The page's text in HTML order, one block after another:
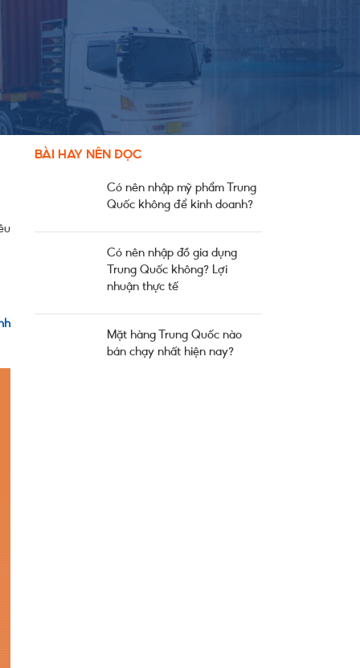
Nguồn Hàng
Thông Báo Chung Từ Công Ty
Thông Tin Cung Cầu
Tin Thị Trường
BÀI HAY NÊN ĐỌC
Có nên nhập mỹ phẩm Trung
Quốc không để kinh doanh?
Có nên nhập đồ gia dụng
Trung Quốc không? Lợi
nhuận thực tế
Mặt hàng Trung Quốc nào
bán chạy nhất hiện nay?